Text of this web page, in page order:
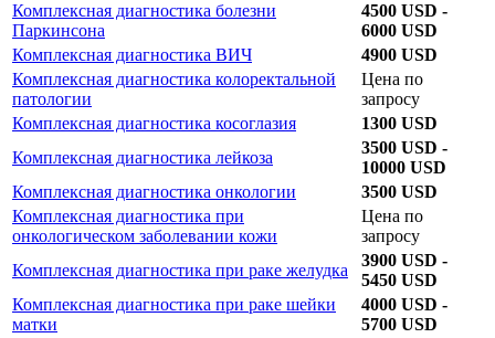
Комплексная диагностика болезни
Паркинсона
4500 USD -
6000 USD
Комплексная диагностика ВИЧ
4900 USD
Комплексная диагностика колоректальной
патологии
Цена по
запросу
Комплексная диагностика косоглазия
1300 USD
Комплексная диагностика лейкоза
3500 USD -
10000 USD
Комплексная диагностика онкологии
3500 USD
Комплексная диагностика при
онкологическом заболевании кожи
Цена по
запросу
Комплексная диагностика при раке желудка
3900 USD -
5450 USD
Комплексная диагностика при раке шейки
матки
4000 USD -
5700 USD